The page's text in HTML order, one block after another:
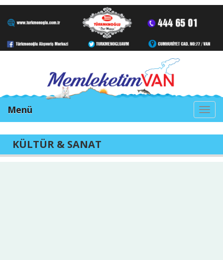
Menü
KÜLTÜR & SANAT